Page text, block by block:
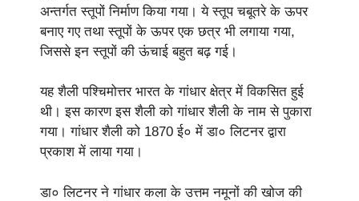
अन्तर्गत स्तूपों निर्माण किया गया। ये स्तूप चबूतरे के ऊपर
बनाए गए तथा स्तूपों के ऊपर एक छत्र भी लगाया गया,
जिससे इन स्तूपों की ऊंचाई बहुत बढ़ गई।
यह शैली पश्चिमोत्तर भारत के गांधार क्षेत्र में विकसित हुई
थी। इस कारण इस शैली को गांधार शैली के नाम से पुकारा
गया। गांधार शैली को 1870 ई० में डा० लिटनर द्वारा
प्रकाश में लाया गया।
डा० लिटनर ने गांधार कला के उत्तम नमूनों की खोज की